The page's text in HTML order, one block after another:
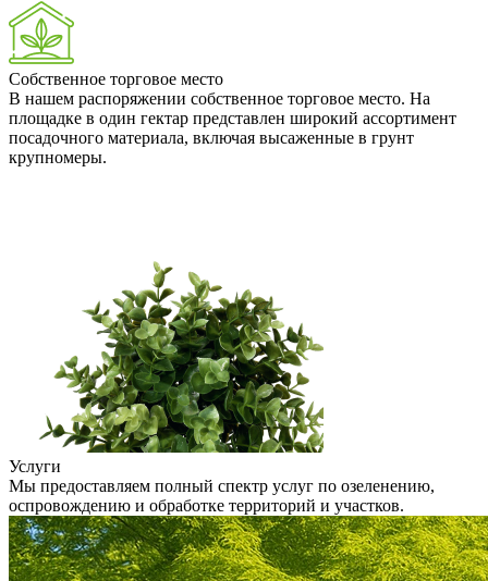
Собственное торговое место
В нашем распоряжении собственное торговое место. На
площадке в один гектар представлен широкий ассортимент
посадочного материала, включая высаженные в грунт
крупномеры.
Услуги
Мы предоставляем полный спектр услуг по озеленению,
оспровождению и обработке территорий и участков.